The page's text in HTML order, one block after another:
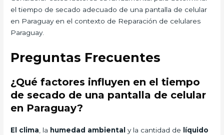
el tiempo de secado adecuado de una pantalla de celular
en Paraguay en el contexto de Reparación de celulares
Paraguay.
Preguntas Frecuentes
¿Qué factores influyen en el tiempo
de secado de una pantalla de celular
en Paraguay?
El clima , la humedad ambiental y la cantidad de
líquido